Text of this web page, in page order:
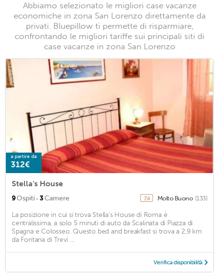
Abbiamo selezionato le migliori case vacanze
economiche in zona San Lorenzo direttamente da
privati. Bluepillow ti permette di risparmiare,
confrontando le migliori tariffe sui principali siti di
case vacanze in zona San Lorenzo
a partire da
312€
Stella's House
9Ospiti · 3Camere 7,4 Molto Buono (133)
La posizione in cui si trova Stella's House di Roma è
centralissima, a solo 5 minuti di auto da Scalinata di Piazza di
Spagna e Colosseo. Questo bed and breakfast si trova a 2,9 km
da Fontana di Trevi ...
Verifica disponibilità